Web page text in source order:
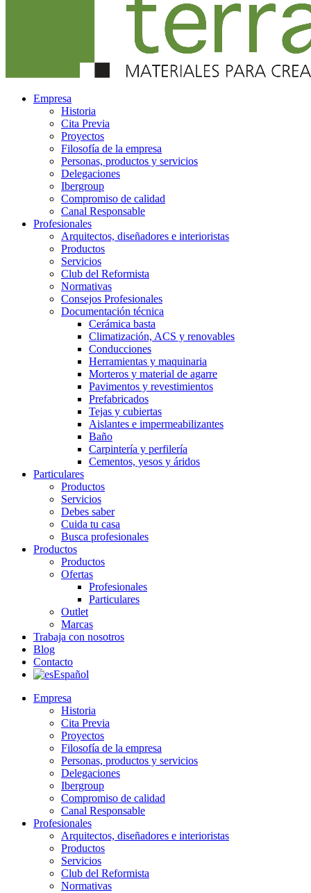
Empresa
Historia
Cita Previa
Proyectos
Filosofía de la empresa
Personas, productos y servicios
Delegaciones
Ibergroup
Compromiso de calidad
Canal Responsable
Profesionales
Arquitectos, diseñadores e interioristas
Productos
Servicios
Club del Reformista
Normativas
Consejos Profesionales
Documentación técnica
Cerámica basta
Climatización, ACS y renovables
Conducciones
Herramientas y maquinaria
Morteros y material de agarre
Pavimentos y revestimientos
Prefabricados
Tejas y cubiertas
Aislantes e impermeabilizantes
Baño
Carpintería y perfilería
Cementos, yesos y áridos
Particulares
Productos
Servicios
Debes saber
Cuida tu casa
Busca profesionales
Productos
Productos
Ofertas
Profesionales
Particulares
Outlet
Marcas
Trabaja con nosotros
Blog
Contacto
Español
Empresa
Historia
Cita Previa
Proyectos
Filosofía de la empresa
Personas, productos y servicios
Delegaciones
Ibergroup
Compromiso de calidad
Canal Responsable
Profesionales
Arquitectos, diseñadores e interioristas
Productos
Servicios
Club del Reformista
Normativas